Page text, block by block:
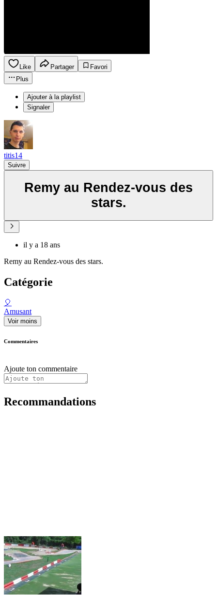
Like Partager
Favori
Plus
Ajouter à la playlist
Signaler
titis14
Suivre
Remy au Rendez-vous des
stars.
il y a 18 ans
Remy au Rendez-vous des stars.
Catégorie
🎈
Amusant
Voir moins
Commentaires
Ajoute ton commentaire
Recommandations